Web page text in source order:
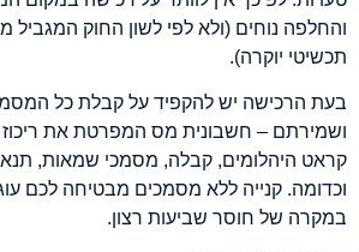
והחלפה נוחים (ולא לפי לשון החוק
תכשיטי יוקרה).
בעת הרכישה יש להקפיד על קבלת כל
ושמירתם – חשבונית מס המפרטת את ריכוז
קראט היהלומים, קבלה, מסמכי שמאות,
וכדומה. קנייה ללא מסמכים מבטיחה לכם
במקרה של חוסר שביעות רצון.